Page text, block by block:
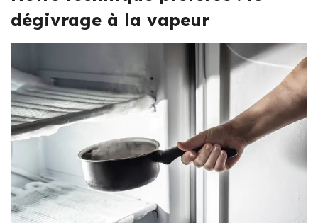
dégivrage à la vapeur